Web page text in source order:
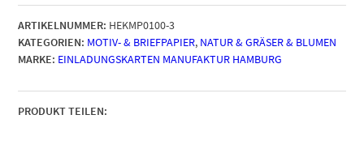
DIN
A4,
Grüne
Sommerwiese,
beidseitig
bedruckt
ARTIKELNUMMER: HEKMP0100-3
KATEGORIEN: MOTIV- & BRIEFPAPIER, NATUR & GRÄSER & BLUMEN
MARKE: EINLADUNGSKARTEN MANUFAKTUR HAMBURG
PRODUKT TEILEN: